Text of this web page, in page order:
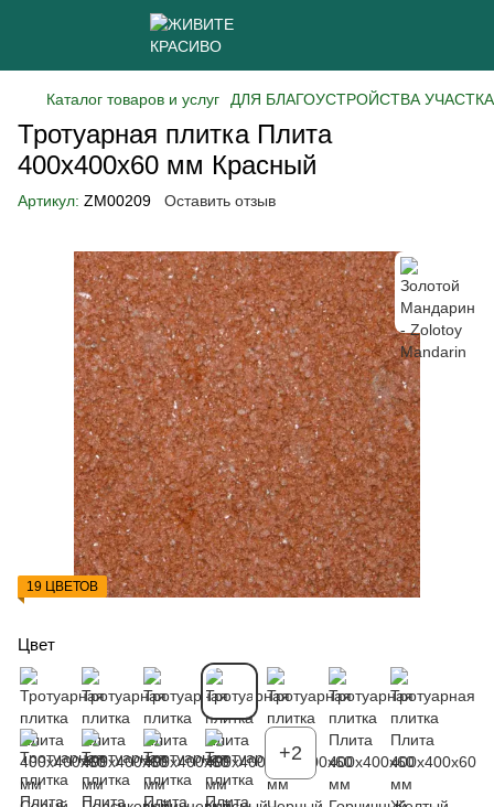
Каталог товаров и услуг ДЛЯ БЛАГОУСТРОЙСТВА УЧАСТКА
Тротуарная плитка Плита
400х400х60 мм Красный
Артикул: ZM00209 Оставить отзыв
19 ЦВЕТОВ
Цвет
+2